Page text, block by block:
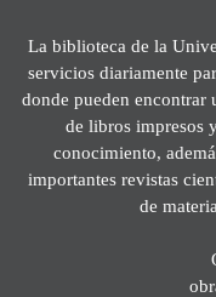
La biblioteca de la
servicios diariamente
donde pueden encontrar
de libros impresos
conocimiento,
importantes revistas
de